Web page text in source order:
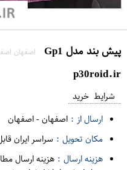
پیش بند مدل Gp1 اصفهان
p30roid.ir
شرایط خرید
ارسال از : اصفهان-اصفهان
مکان تحویل : سراسر ایران
هزینه ارسال : هزینه ارسال